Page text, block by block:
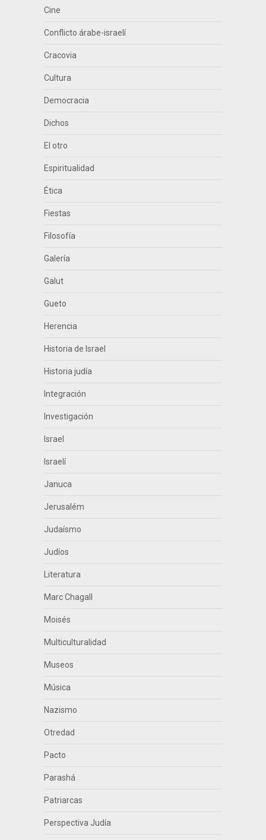
Cine
Conflicto árabe-israelí
Cracovia
Cultura
Democracia
Dichos
El otro
Espiritualidad
Ética
Fiestas
Filosofía
Galería
Galut
Gueto
Herencia
Historia de Israel
Historia judía
Integración
Investigación
Israel
Israelí
Januca
Jerusalém
Judaísmo
Judíos
Literatura
Marc Chagall
Moisés
Multiculturalidad
Museos
Música
Nazismo
Otredad
Pacto
Parashá
Patriarcas
Perspectiva Judía